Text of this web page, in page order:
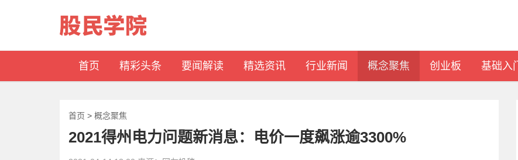
首页 精彩头条 要闻解读 精选资讯 行业新闻 概念聚焦 创业板 基础入门
首页 > 概念聚焦
2021得州电力问题新消息：电价一度飙涨逾3300%